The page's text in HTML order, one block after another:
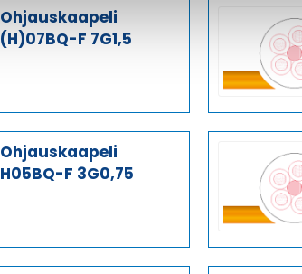
Ohjauskaapeli
(H)07BQ-F 7G1,5
Ohjauskaapeli
H05BQ-F 3G0,75